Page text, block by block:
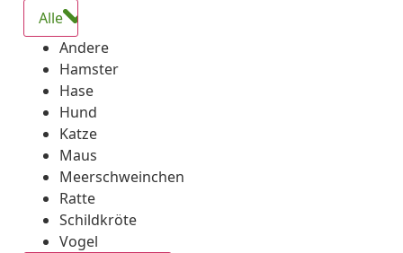
Alle
Andere
Hamster
Hase
Hund
Katze
Maus
Meerschweinchen
Ratte
Schildkröte
Vogel